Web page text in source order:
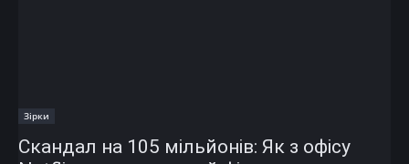
Зірки
Скандал на 105 мільйонів: Як з офісу